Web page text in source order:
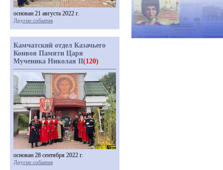
основан 21 августа 2022 г.
Другие события
Камчатский отдел Казачьего
Конвоя Памяти Царя
Мученика Николая II(120)
основан 28 сентября 2022 г.
Другие события